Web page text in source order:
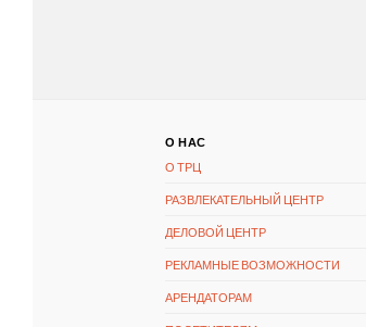
О НАС
О ТРЦ
РАЗВЛЕКАТЕЛЬНЫЙ ЦЕНТР
ДЕЛОВОЙ ЦЕНТР
РЕКЛАМНЫЕ ВОЗМОЖНОСТИ
АРЕНДАТОРАМ